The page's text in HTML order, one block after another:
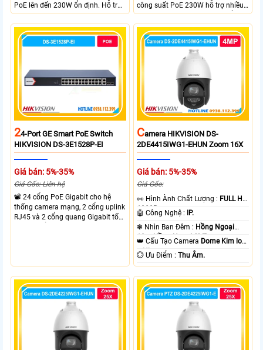
PoE lên đến 230W ổn định. Hỗ trợ
truyền PoE xa đến 300 mét. Băng
thông chuyển mạch đạt 68 Gbps
mạnh mẽ.
công suất PoE 230W hỗ trợ nhiều
thiết bị cùng lúc. Tốc độ chuyển
mạch 68Gbps đảm bảo hiệu suất
cao ổn định. Hỗ trợ truyền PoE xa
lên đến 300m cho hệ thống
24-Port GE Smart PoE Switch
HIKVISION DS-3E1528P-EI
Giá bán: 5%-35%
Giá Gốc: Liên hệ
📽 24 cổng PoE Gigabit cho hệ
thống camera mạng, 2 cổng uplink
RJ45 và 2 cổng quang Gigabit tốc
CAmera HIKVISION DS-
2DE4415IWG1-EHUN Zoom 16X
Giá bán: 5%-35%
Giá Gốc:
️👀 Hình Ành Chất Lượng : FULL HD
1080P .
🤖️ Công Nghệ : IP.
❃ Nhìn Ban Đêm : Hồng Ngoại
10m Hồng Ngoại SMD.
👑 Cấu Tạo Camera Dome Kim loại
+ Nhựa.
️💮 Ưu Điểm :Thu Âm.